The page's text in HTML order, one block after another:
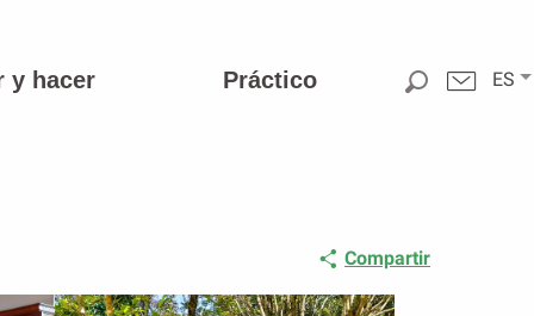
ES
y hacer Práctico
Compartir